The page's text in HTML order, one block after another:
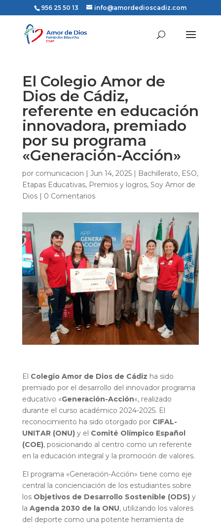
956 25 50 13 info@amordedioscadiz.com
El Colegio Amor de
Dios de Cádiz,
referente en educación
innovadora, premiado
por su programa
«Generación-Acción»
por comunicacion | Jun 14, 2025| Bachillerato, ESO,
Etapas Educativas, Premios y logros, Soy Amor de
Dios| 0 Comentarios
El Colegio Amor de Dios de Cádiz ha sido
premiado por el desarrollo del innovador programa
educativo «Generación-Acción«, realizado
durante el curso académico 2024-2025. El
reconocimiento ha sido otorgado por CIFAL-
UNITAR (ONU)y el Comité Olímpico Español
(COE), posicionando al centro como un referente
en la educación integral y la promoción de valores.
El programa «Generación-Acción» tiene como eje
central la concienciación de los estudiantes sobre
los Objetivos de Desarrollo Sostenible (ODS)y
la Agenda 2030 de la ONU, utilizando los valores
del deporte como una potente herramienta de